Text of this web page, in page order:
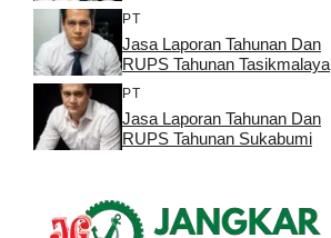
PT
Jasa Laporan Tahunan Dan
RUPS Tahunan Tasikmalaya
PT
Jasa Laporan Tahunan Dan
RUPS Tahunan Sukabumi